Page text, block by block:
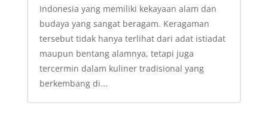
Indonesia yang memiliki kekayaan alam dan
budaya yang sangat beragam. Keragaman
tersebut tidak hanya terlihat dari adat istiadat
maupun bentang alamnya, tetapi juga
tercermin dalam kuliner tradisional yang
berkembang di...